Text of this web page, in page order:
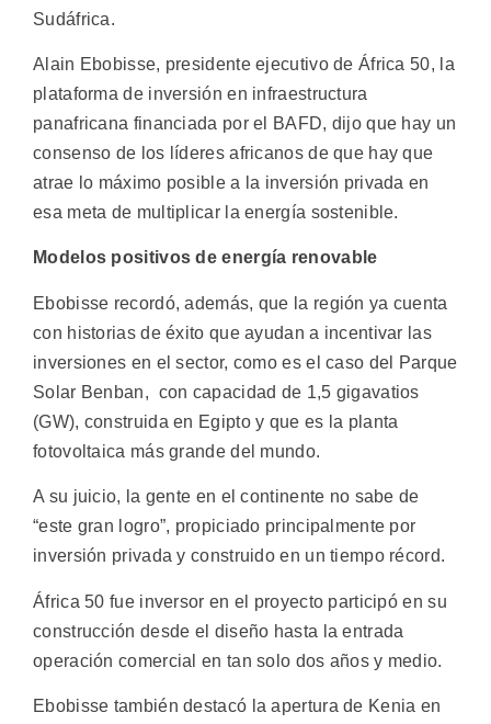
Sudáfrica.
Alain Ebobisse, presidente ejecutivo de África 50, la
plataforma de inversión en infraestructura
panafricana financiada por el BAFD, dijo que hay un
consenso de los líderes africanos de que hay que
atrae lo máximo posible a la inversión privada en
esa meta de multiplicar la energía sostenible.
Modelos positivos de energía renovable
Ebobisse recordó, además, que la región ya cuenta
con historias de éxito que ayudan a incentivar las
inversiones en el sector, como es el caso del Parque
Solar Benban, con capacidad de 1,5 gigavatios
(GW), construida en Egipto y que es la planta
fotovoltaica más grande del mundo.
A su juicio, la gente en el continente no sabe de
“este gran logro”, propiciado principalmente por
inversión privada y construido en un tiempo récord.
África 50 fue inversor en el proyecto participó en su
construcción desde el diseño hasta la entrada
operación comercial en tan solo dos años y medio.
Ebobisse también destacó la apertura de Kenia en